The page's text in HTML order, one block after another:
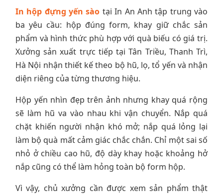
In hộp đựng yến sào tại In An Anh tập trung vào
ba yêu cầu: hộp đúng form, khay giữ chắc sản
phẩm và hình thức phù hợp với quà biếu có giá trị.
Xưởng sản xuất trực tiếp tại Tân Triều, Thanh Trì,
Hà Nội nhận thiết kế theo bộ hũ, lọ, tổ yến và nhận
diện riêng của từng thương hiệu.
Hộp yến nhìn đẹp trên ảnh nhưng khay quá rộng
sẽ làm hũ va vào nhau khi vận chuyển. Nắp quá
chặt khiến người nhận khó mở; nắp quá lỏng lại
làm bộ quà mất cảm giác chắc chắn. Chỉ một sai số
nhỏ ở chiều cao hũ, độ dày khay hoặc khoảng hở
nắp cũng có thể làm hỏng toàn bộ form hộp.
Vì vậy, chủ xưởng cần được xem sản phẩm thật